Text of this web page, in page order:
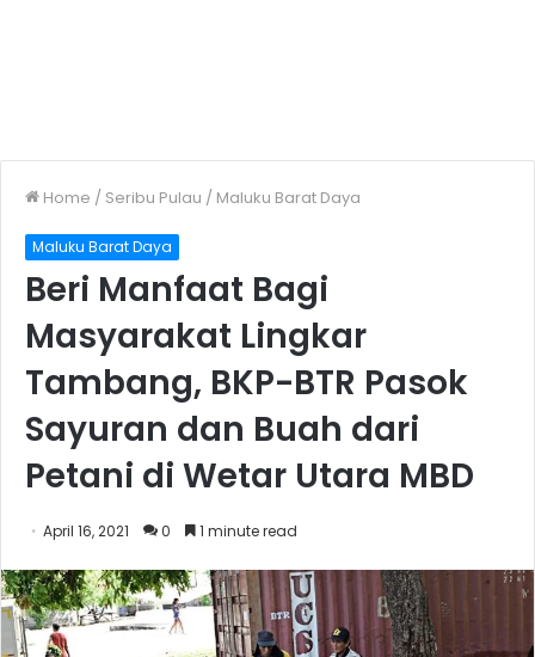
Home / Seribu Pulau / Maluku Barat Daya
Maluku Barat Daya
Beri Manfaat Bagi
Masyarakat Lingkar
Tambang, BKP-BTR Pasok
Sayuran dan Buah dari
Petani di Wetar Utara MBD
April 16, 2021 0 1 minute read